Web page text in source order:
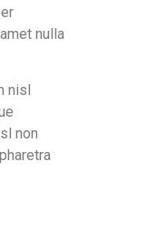
nulla
nisl
non